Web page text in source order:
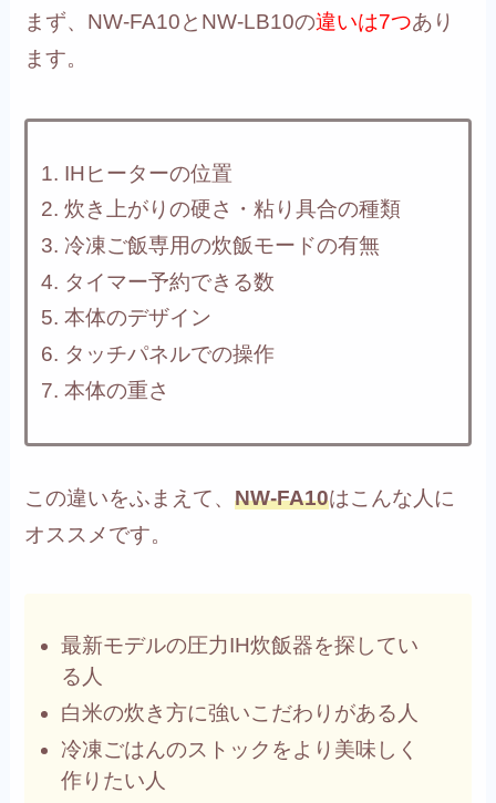
まず、NW-FA10とNW-LB10の違いは7つあり
ます。
IHヒーターの位置
炊き上がりの硬さ・粘り具合の種類
冷凍ご飯専用の炊飯モードの有無
タイマー予約できる数
本体のデザイン
タッチパネルでの操作
本体の重さ
この違いをふまえて、NW-FA10はこんな人に
オススメです。
最新モデルの圧力IH炊飯器を探してい
る人
白米の炊き方に強いこだわりがある人
冷凍ごはんのストックをより美味しく
作りたい人